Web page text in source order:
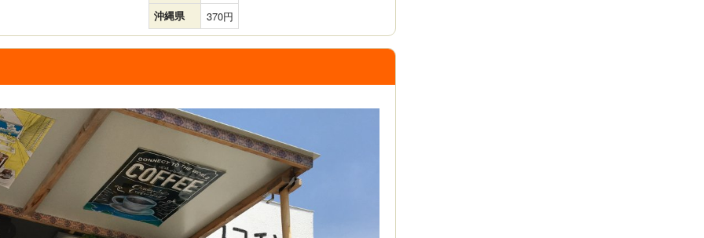
沖縄県 370